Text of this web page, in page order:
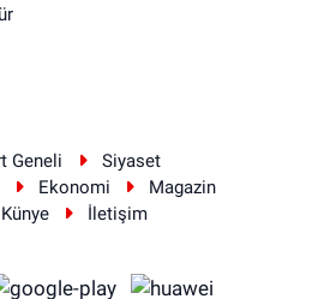
Geneli
Siyaset
Ekonomi
Magazin
Künye
İletişim